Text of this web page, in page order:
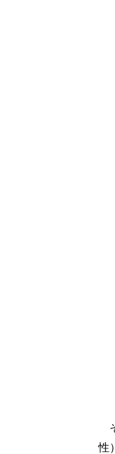
性